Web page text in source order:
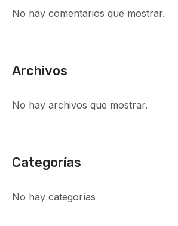
No hay comentarios que mostrar.
Archivos
No hay archivos que mostrar.
Categorías
No hay categorías